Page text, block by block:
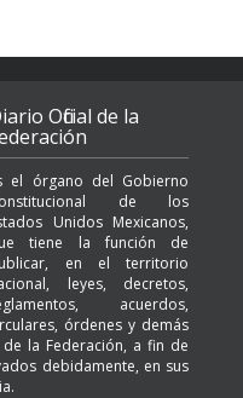
Oficial de la
el órgano del Gobierno
de los
Unidos Mexicanos,
tiene la función de
en el territorio
leyes, decretos,
acuerdos,
órdenes y demás
la Federación, a fin de
debidamente, en sus